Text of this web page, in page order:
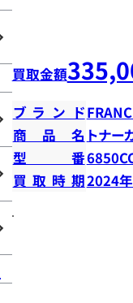
買取金額
ブランド
商品名 トナー
型番
買取時期2024